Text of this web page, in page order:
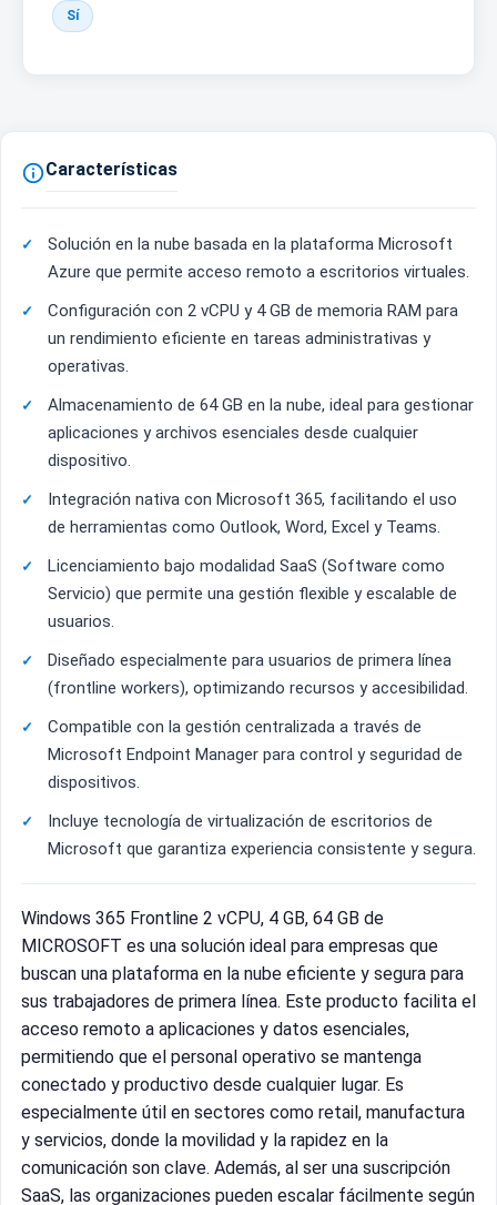
Sí
Características
Solución en la nube basada en la plataforma Microsoft
Azure que permite acceso remoto a escritorios virtuales.
Configuración con 2 vCPU y 4 GB de memoria RAM para
un rendimiento eficiente en tareas administrativas y
operativas.
Almacenamiento de 64 GB en la nube, ideal para gestionar
aplicaciones y archivos esenciales desde cualquier
dispositivo.
Integración nativa con Microsoft 365, facilitando el uso
de herramientas como Outlook, Word, Excel y Teams.
Licenciamiento bajo modalidad SaaS (Software como
Servicio) que permite una gestión flexible y escalable de
usuarios.
Diseñado especialmente para usuarios de primera línea
(frontline workers), optimizando recursos y accesibilidad.
Compatible con la gestión centralizada a través de
Microsoft Endpoint Manager para control y seguridad de
dispositivos.
Incluye tecnología de virtualización de escritorios de
Microsoft que garantiza experiencia consistente y segura.
Windows 365 Frontline 2 vCPU, 4 GB, 64 GB de
MICROSOFT es una solución ideal para empresas que
buscan una plataforma en la nube eficiente y segura para
sus trabajadores de primera línea. Este producto facilita el
acceso remoto a aplicaciones y datos esenciales,
permitiendo que el personal operativo se mantenga
conectado y productivo desde cualquier lugar. Es
especialmente útil en sectores como retail, manufactura
y servicios, donde la movilidad y la rapidez en la
comunicación son clave. Además, al ser una suscripción
SaaS, las organizaciones pueden escalar fácilmente según